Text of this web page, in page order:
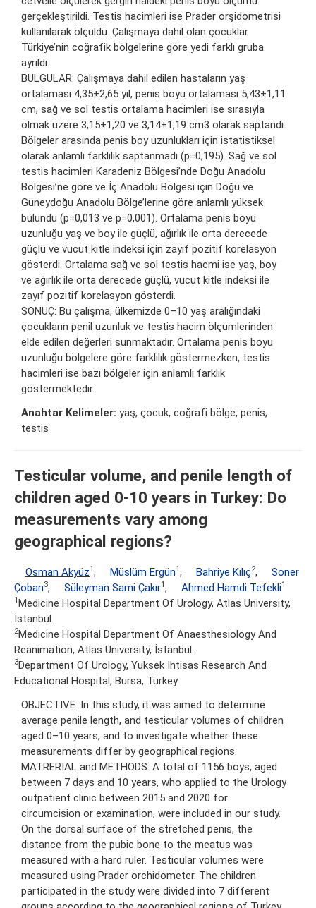
gerçekleştirildi. Testis hacimleri ise Prader orşidometrisi
kullanılarak ölçüldü. Çalışmaya dahil olan çocuklar
Türkiye’nin coğrafik bölgelerine göre yedi farklı gruba
ayrıldı.
BULGULAR: Çalışmaya dahil edilen hastaların yaş
ortalaması 4,35±2,65 yıl, penis boyu ortalaması 5,43±1,11
cm, sağ ve sol testis ortalama hacimleri ise sırasıyla
olmak üzere 3,15±1,20 ve 3,14±1,19 cm3 olarak saptandı.
Bölgeler arasında penis boy uzunlukları için istatistiksel
olarak anlamlı farklılık saptanmadı (p=0,195). Sağ ve sol
testis hacimleri Karadeniz Bölgesi’nde Doğu Anadolu
Bölgesi’ne göre ve İç Anadolu Bölgesi için Doğu ve
Güneydoğu Anadolu Bölge’lerine göre anlamlı yüksek
bulundu (p=0,013 ve p=0,001). Ortalama penis boyu
uzunluğu yaş ve boy ile güçlü, ağırlık ile orta derecede
güçlü ve vucut kitle indeksi için zayıf pozitif korelasyon
gösterdi. Ortalama sağ ve sol testis hacmi ise yaş, boy
ve ağırlık ile orta derecede güçlü, vucut kitle indeksi ile
zayıf pozitif korelasyon gösterdi.
SONUÇ: Bu çalışma, ülkemizde 0–10 yaş aralığındaki
çocukların penil uzunluk ve testis hacim ölçümlerinden
elde edilen değerleri sunmaktadır. Ortalama penis boyu
uzunluğu bölgelere göre farklılık göstermezken, testis
hacimleri ise bazı bölgeler için anlamlı farklık
göstermektedir.
Anahtar Kelimeler: yaş, çocuk, coğrafi bölge, penis,
testis
Testicular volume, and penile length of
children aged 0-10 years in Turkey: Do
measurements vary among
geographical regions?
Osman Akyüz1 , Müslüm Ergün1 , Bahriye Kılıç2,
Soner
Çoban3, Süleyman Sami Çakır1 , Ahmed Hamdi Tefekli1
1 Medicine Hospital Department Of Urology, Atlas University,
İstanbul.
2Medicine Hospital Department Of Anaesthesiology And
Reanimation, Atlas University, İstanbul.
3Department Of Urology, Yuksek Ihtisas Research And
Educational Hospital, Bursa, Turkey
OBJECTIVE: In this study, it was aimed to determine
average penile length, and testicular volumes of children
aged 0–10 years, and to investigate whether these
measurements differ by geographical regions.
MATRERIAL and METHODS: A total of 1156 boys, aged
between 7 days and 10 years, who applied to the Urology
outpatient clinic between 2015 and 2020 for
circumcision or examination, were included in our study.
On the dorsal surface of the stretched penis, the
distance from the pubic bone to the meatus was
measured with a hard ruler. Testicular volumes were
measured using Prader orchidometer. The children
participated in the study were divided into 7 different